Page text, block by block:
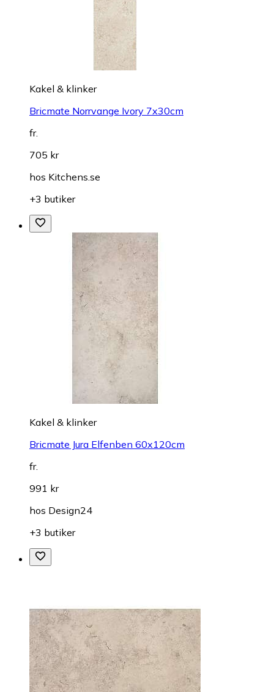
Kakel & klinker
Bricmate Norrvange Ivory 7x30cm
fr.
705 kr
hos Kitchens.se
+3 butiker
Kakel & klinker
Bricmate Jura Elfenben 60x120cm
fr.
991 kr
hos Design24
+3 butiker